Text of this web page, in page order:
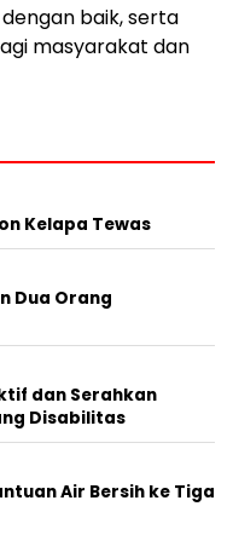
baik, serta
masyarakat dan
Kelapa Tewas
Dua Orang
dan Serahkan
Disabilitas
Air Bersih ke Tiga